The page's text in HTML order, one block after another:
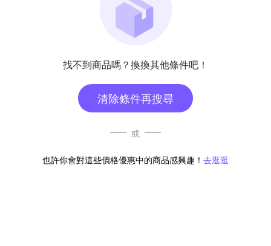
找不到商品嗎？換換其他條件吧！
清除條件再搜尋
或
也許你會對這些價格優惠中的商品感興趣！ 去逛逛